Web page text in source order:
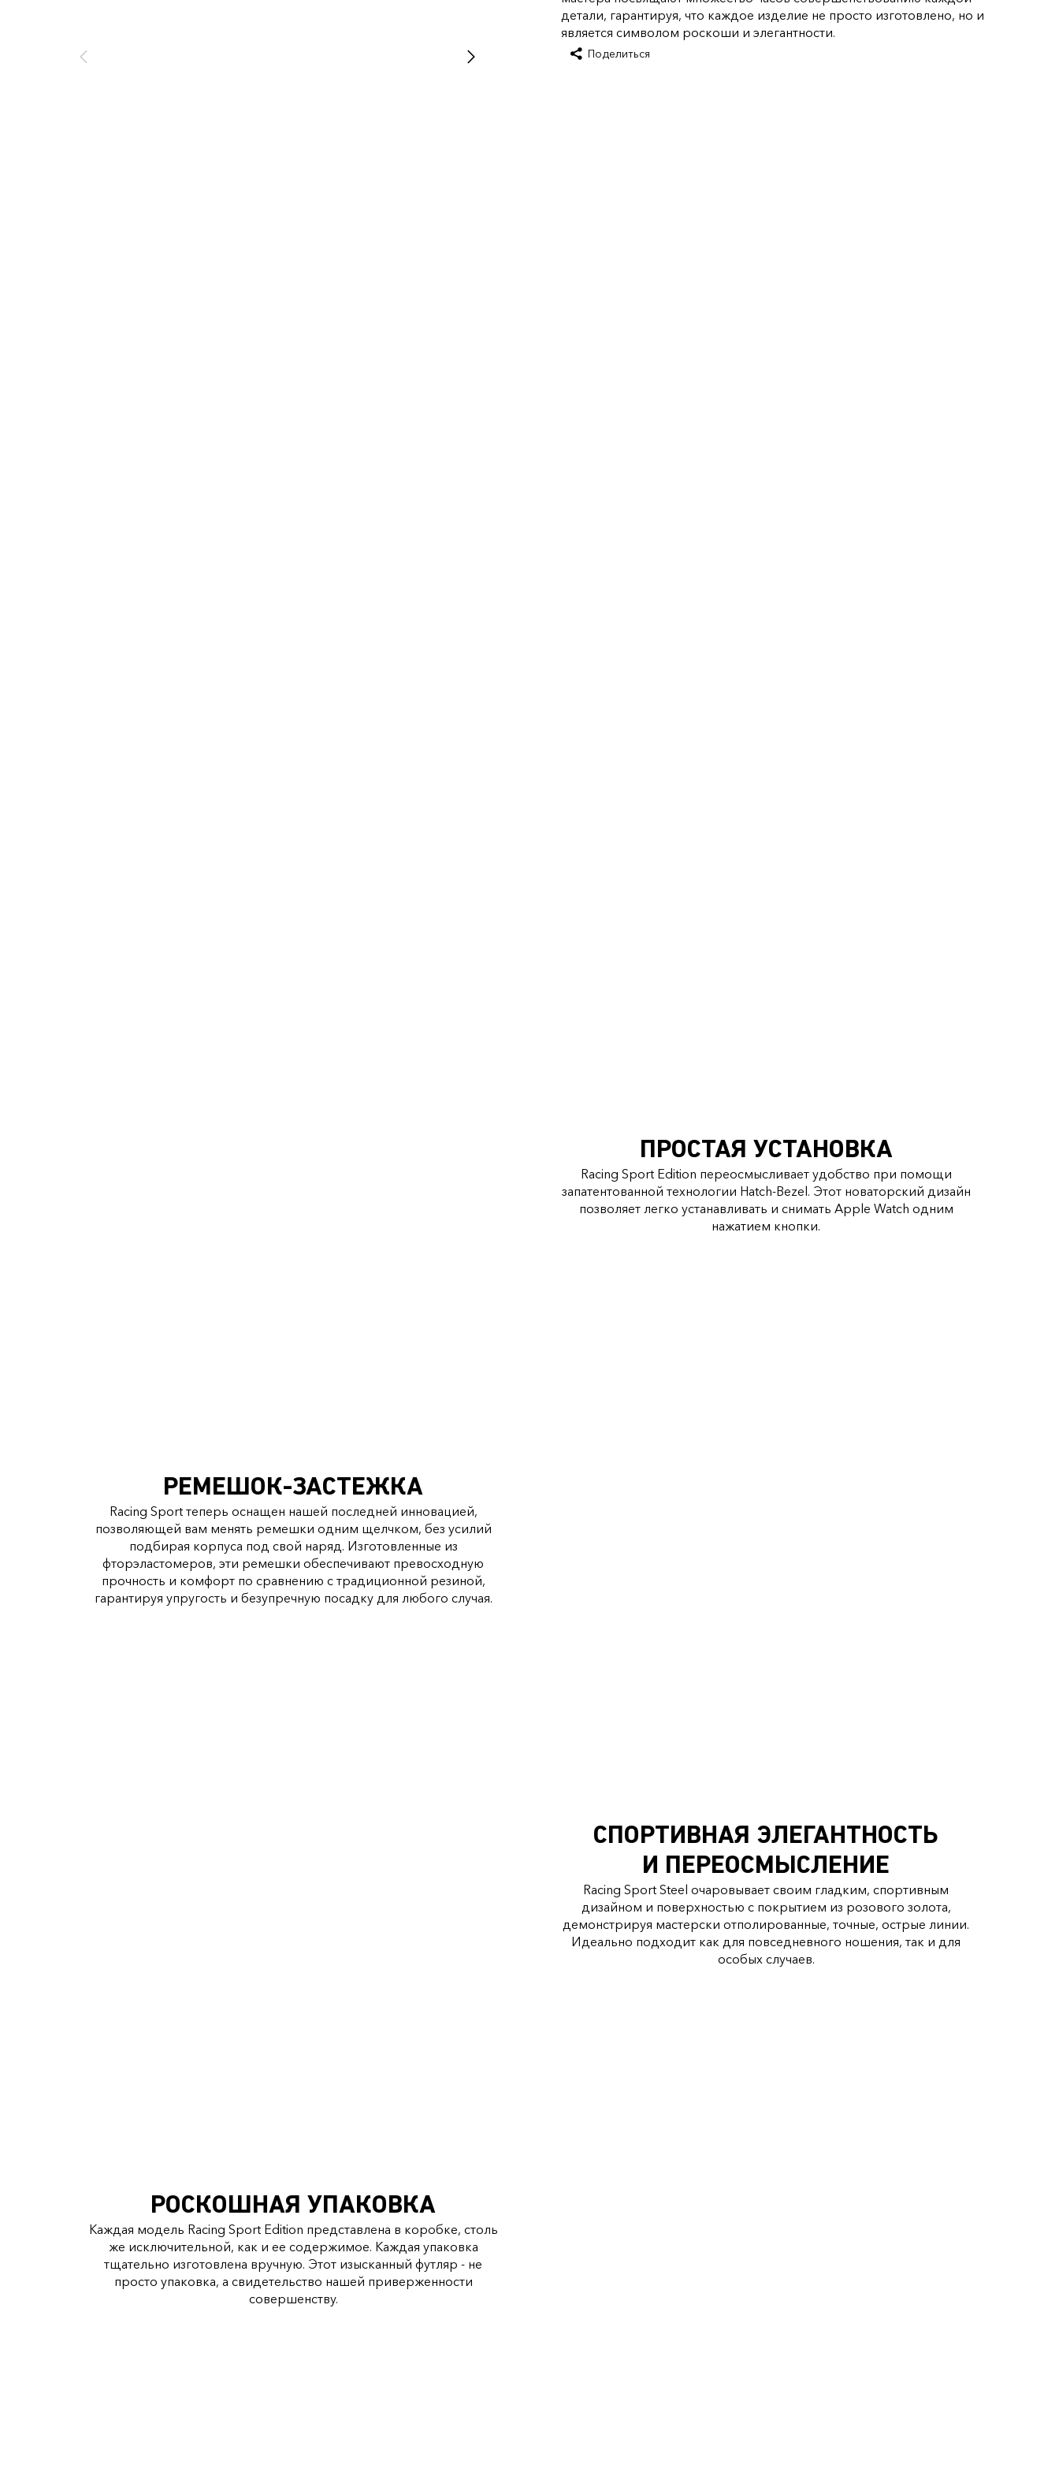
детали, гарантируя, что каждое изделие не просто изготовлено, но и
является символом роскоши и элегантности.
Поделиться
ПРОСТАЯ УСТАНОВКА
Racing Sport Edition переосмысливает удобство при помощи
запатентованной технологии Hatch-Bezel. Этот новаторский дизайн
позволяет легко устанавливать и снимать Apple Watch одним
нажатием кнопки.
РЕМЕШОК-ЗАСТЕЖКА
Racing Sport теперь оснащен нашей последней инновацией,
позволяющей вам менять ремешки одним щелчком, без усилий
подбирая корпуса под свой наряд. Изготовленные из
фторэластомеров, эти ремешки обеспечивают превосходную
прочность и комфорт по сравнению с традиционной резиной,
гарантируя упругость и безупречную посадку для любого случая.
СПОРТИВНАЯ ЭЛЕГАНТНОСТЬ
И ПЕРЕОСМЫСЛЕНИЕ
Racing Sport Steel очаровывает своим гладким, спортивным
дизайном и поверхностью с покрытием из розового золота,
демонстрируя мастерски отполированные, точные, острые линии.
Идеально подходит как для повседневного ношения, так и для
особых случаев.
РОСКОШНАЯ УПАКОВКА
Каждая модель Racing Sport Edition представлена в коробке, столь
же исключительной, как и ее содержимое. Каждая упаковка
тщательно изготовлена вручную. Этот изысканный футляр - не
просто упаковка, а свидетельство нашей приверженности
совершенству.